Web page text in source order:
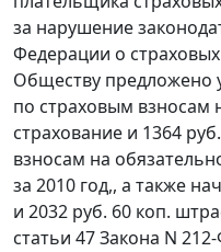
за нарушение
Федерации о
Обществу предложено
по страховым взносам
страхование и 1364
взносам на
за 2010 год,, а также
и 2032 руб. 60 коп.
статьи 47Закона N